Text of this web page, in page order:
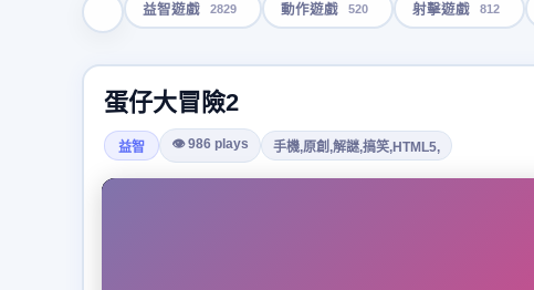
益智遊戲 2829 動作遊戲 520 射擊遊戲 812
蛋仔大冒險2
益智 👁 986 plays 手機,原創,解謎,搞笑,HTML5,